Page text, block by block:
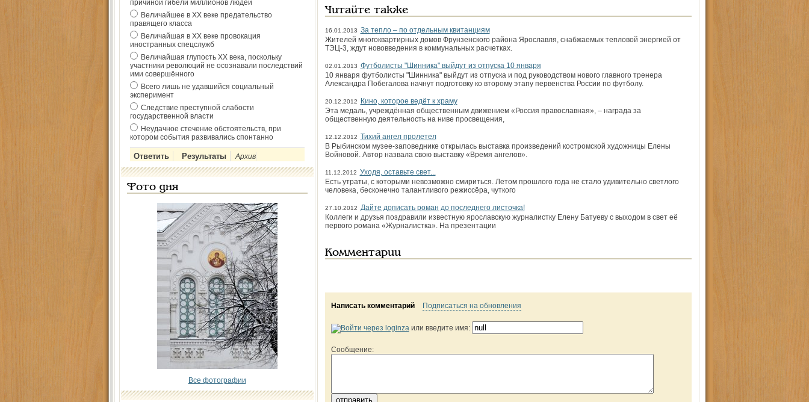
причиной гибели миллионов людей
Величайшее в ХХ веке предательство
правящего класса
Величайшая в ХХ веке провокация
иностранных спецслужб
Величайшая глупость ХХ века, поскольку
участники революций не осознавали последствий
ими совершённого
Всего лишь не удавшийся социальный
эксперимент
Следствие преступной слабости
государственной власти
Неудачное стечение обстоятельств, при
котором события развивались спонтанно
Архив
Фото дня
Все фотографии
Читайте также
16.01.2013 За тепло – по отдельным квитанциям
Жителей многоквартирных домов Фрунзенского района Ярославля, снабжаемых тепловой энергией от
ТЭЦ-3, ждут нововведения в коммунальных расчетках.
02.01.2013 Футболисты "Шинника" выйдут из отпуска 10 января
10 января футболисты "Шинника" выйдут из отпуска и под руководством нового главного тренера
Александра Побегалова начнут подготовку ко второму этапу первенства России по футболу.
20.12.2012
Кино, которое ведёт к храму
Эта медаль, учреждённая общественным движением «Россия православная», – награда за
общественную деятельность на ниве просвещения,
12.12.2012 Тихий ангел пролетел
В Рыбинском музее-заповеднике открылась выставка произведений костром­ской художницы Елены
Войновой. Автор назвала свою выставку «Время ангелов».
11.12.2012 Уходя, оставьте свет...
Есть утраты, с которыми невозможно смириться. Летом прош­лого года не стало удивительно светлого
человека, бесконечно талантливого режиссёра, чуткого
27.10.2012 Дайте дописать роман до последнего листочка!
Коллеги и друзья поздравили известную ярославскую журналистку Елену Батуеву с выходом в свет её
первого романа «Журналистка». На презентации
Комментарии
Написать комментарий Подписаться на обновления
или введите имя:
Сообщение: